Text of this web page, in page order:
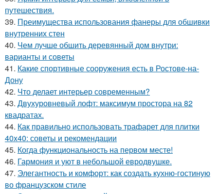
путешествия.
39. Преимущества использования фанеры для обшивки
внутренних стен
40. Чем лучше обшить деревянный дом внутри:
варианты и советы
41. Какие спортивные сооружения есть в Ростове-на-
Дону
42. Что делает интерьер современным?
43. Двухуровневый лофт: максимум простора на 82
квадратах.
44. Как правильно использовать трафарет для плитки
40x40: советы и рекомендации
45. Когда функциональность на первом месте!
46. Гармония и уют в небольшой евродвушке.
47. Элегантность и комфорт: как создать кухню-гостиную
во французском стиле